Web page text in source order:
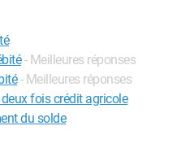
- Meilleures réponses
- Meilleures réponses
fois crédit agricole
du solde